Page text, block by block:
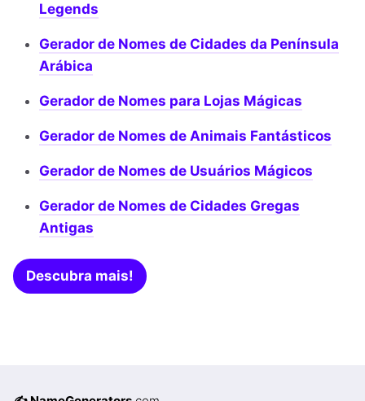
Legends
Gerador de Nomes de Cidades da Península
Arábica
Gerador de Nomes para Lojas Mágicas
Gerador de Nomes de Animais Fantásticos
Gerador de Nomes de Usuários Mágicos
Gerador de Nomes de Cidades Gregas
Antigas
Descubra mais!